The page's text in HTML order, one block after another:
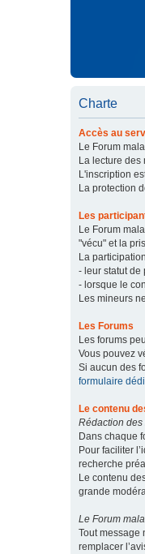
Charte
Accès au
Le Forum
La lecture
L'inscription
La protection
Les
Le Forum
"vécu" et la
La
- leur statut de
- lorsque le
Les mineurs
Les Forums
Les forums
Vous pouvez
Si aucun des
formulaire
Le contenu
Rédaction des
Dans chaque
Pour faciliter
recherche
Le contenu
grande
Le Forum
Tout message
remplacer